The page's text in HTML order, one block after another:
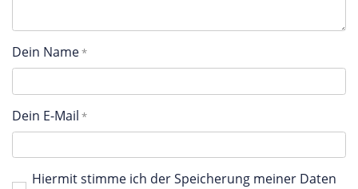
Dein Name
Dein E-Mail
Hiermit stimme ich der Speicherung meiner Daten